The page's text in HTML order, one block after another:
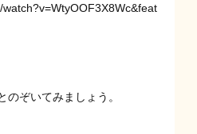
のぞいてみましょう。